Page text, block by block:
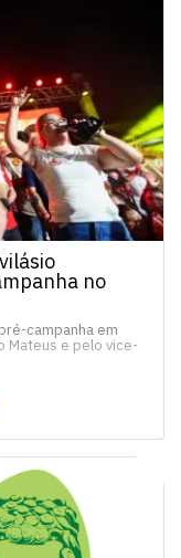
no
campanha em
Mateus e pelo vice-